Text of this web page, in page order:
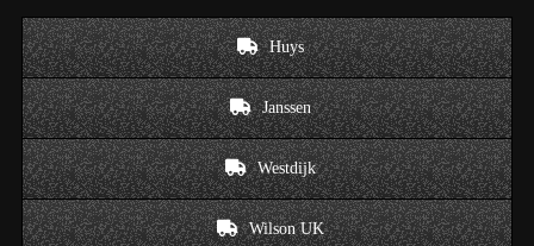
Huys
Janssen
Westdijk
Wilson UK